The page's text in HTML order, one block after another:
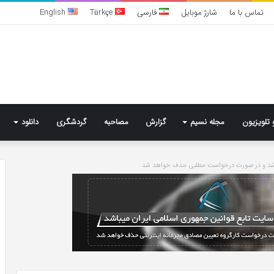
تماس با ما شارژ موبایل فارسی Türkçe
English
تلویزیون مجله نسیم گزارش مصاحبه گردشگری دانلود
و در صورت درخواست مطلبی حذف خواهد شد
سندرم
پرادر-
ویلی
چگونه
انجام
6 روز پیش